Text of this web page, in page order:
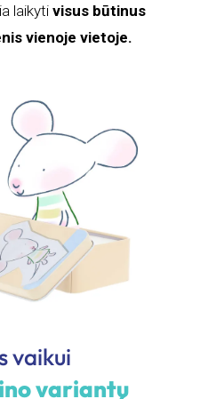
laikytivisus būtinus
vienoje vietoje.
vaikui
variantų